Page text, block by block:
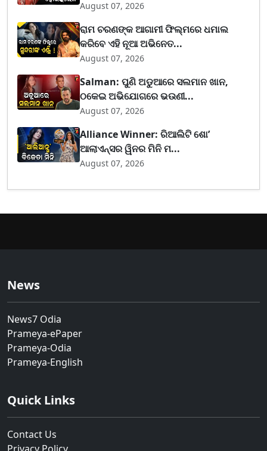
August 07, 2026
ରାମ ଚରଣଙ୍କ ଆଗାମୀ ଫିଲ୍ମରେ ଧମାଲ
କରିବେ ଏହି ନୂଆ ଅଭିନେତ...
August 07, 2026
Salman: ପୁଣି ଅଡୁଆରେ ସଲମାନ ଖାନ,
ଠକେଇ ଅଭିଯୋଗରେ ଭଉଣୀ...
August 07, 2026
Alliance Winner: ରିଆଲିଟି ଶୋ’
ଆଲାଏନ୍ସର ୱିନର ମିନି ମ...
August 07, 2026
News
News7 Odia
Prameya-ePaper
Prameya-Odia
Prameya-English
Quick Links
Contact Us
Privacy Policy